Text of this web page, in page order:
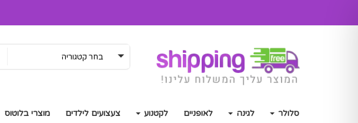
בחר קטגוריה
סלולר לגינה לאופניים לקטנוע צעצועים לילדים מוצרי בלוטוס